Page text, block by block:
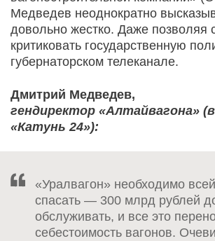
Медведев неоднократно
довольно жестко. Даже позволяя
критиковать государственную
губернаторском телеканале.
Дмитрий Медведев,
гендиректор «Алтайвагона»
«Катунь 24»):
«Уралвагон» необходимо
спасать — 300 млрд рублей
обслуживать, и все это
себестоимость вагонов.